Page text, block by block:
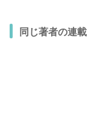
同じ著者の連載